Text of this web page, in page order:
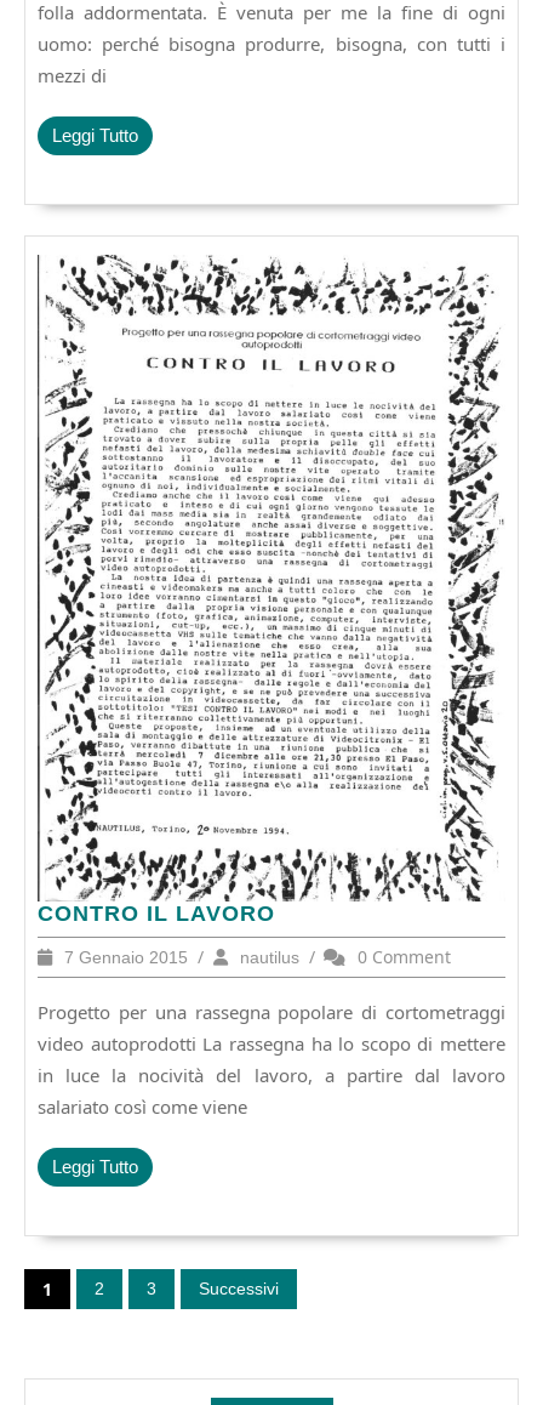
folla addormentata. È venuta per me la fine di ogni
uomo: perché bisogna produrre, bisogna, con tutti i
mezzi di
Leggi TuttoLeggi
Tutto
CONTRO IL LAVORO
CONTRO
IL
LAVORO
7 Gennaio 2015
Gennaio
2015
/ nautilusnautilus
/ 0 Comment
Progetto per una rassegna popolare di cortometraggi
video autoprodotti La rassegna ha lo scopo di mettere
in luce la nocività del lavoro, a partire dal lavoro
salariato così come viene
Leggi TuttoLeggi
Tutto
degli
1 2 3 Successivi